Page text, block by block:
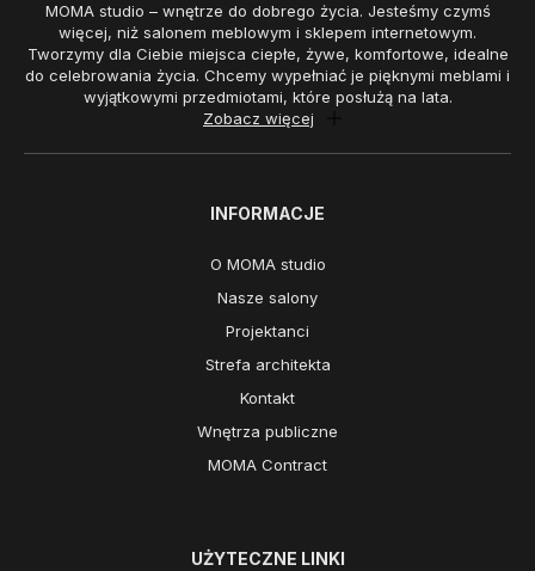
MOMA studio – wnętrze do dobrego życia. Jesteśmy czymś
więcej, niż salonem meblowym i sklepem internetowym.
Tworzymy dla Ciebie miejsca ciepłe, żywe, komfortowe, idealne
do celebrowania życia. Chcemy wypełniać je pięknymi meblami i
wyjątkowymi przedmiotami, które posłużą na lata.
Zobacz więcej
INFORMACJE
O MOMA studio
Nasze salony
Projektanci
Strefa architekta
Kontakt
Wnętrza publiczne
MOMA Contract
UŻYTECZNE LINKI